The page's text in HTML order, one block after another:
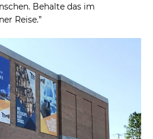
Behalte das im
Reise.”